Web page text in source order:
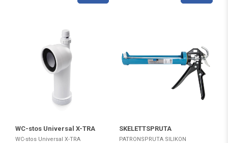
WC-stos Universal X-TRA
WC-stos Universal X-TRA
SKELETTSPRUTA
PATRONSPRUTA SILIKON